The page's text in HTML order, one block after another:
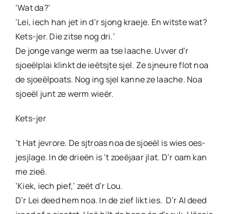
‘Wat da?’
‘Lei, iech han jet in d’r sjong kraeje. En witste wat?
Kets-jer. Die zitse nog dri.’
De jonge vange werm aa tse laache. Uvver d’r
sjoeëlplai klinkt de ieëtsjte sjel. Ze sjneure flot noa
de sjoeëlpoats. Nog ing sjel kanne ze laache. Noa
sjoeël junt ze werm wieër.
Kets-jer
’t Hat jevrore. De sjtroas noa de sjoeël is wies oes-
jesjlage. In de drieën is ’t zoeëjaar jlat. D’r oam kan
me zieë.
‘Kiek, iech pief,’ zeët d’r Lou.
D’r Lei deed hem noa. In de zief likt ies. D’r Al deed